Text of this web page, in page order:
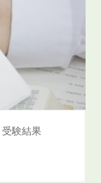
験結果